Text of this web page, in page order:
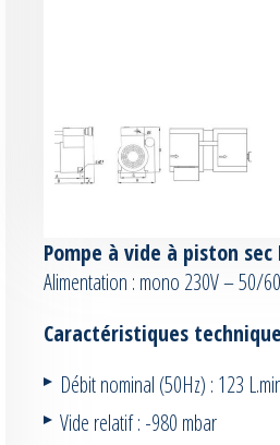
Pompe à vide à piston sec
Alimentation : mono 230V – 50/
Caractéristiques
Débit nominal (50Hz) : 123
Vide relatif : -980 mbar